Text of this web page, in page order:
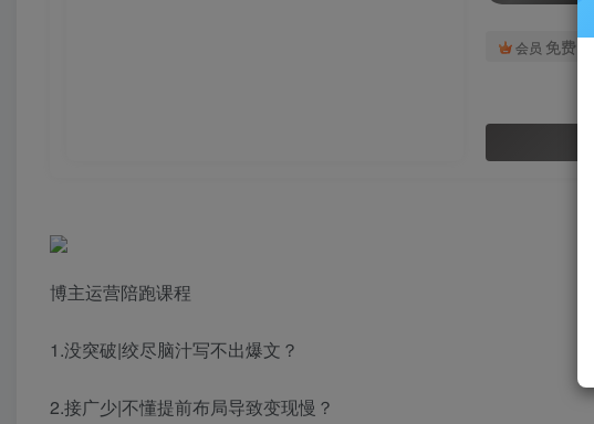
会员 免费
博主运营陪跑课程
1.没突破|绞尽脑汁写不出爆文？
2.接广少|不懂提前布局导致变现慢？